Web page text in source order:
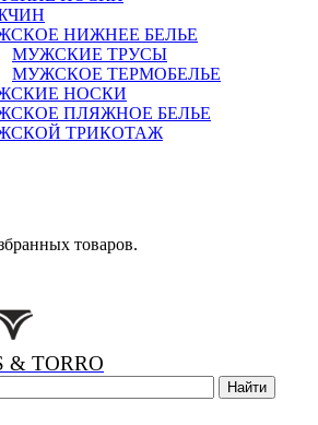
НИЖНЕЕ БЕЛЬЕ
МУЖСКИЕ ТРУСЫ
МУЖСКОЕ ТЕРМОБЕЛЬЕ
НОСКИ
ПЛЯЖНОЕ БЕЛЬЕ
ТРИКОТАЖ
товаров.
& TORRO